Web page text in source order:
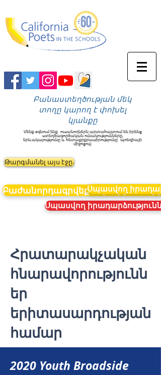
Բանաստեղծության մեկ
տողը կարող է փոխել
կյանքը
Մենք օգնում ենք ուսանողներն արտահայտում են իրենց
ստեղծագործական ունակությունները,
երևակայությունը և հետաքրքրասիրությունը պոեզիայի
միջոցով։
Թարգմանել այս էջը.
Բաժանորդագրվեք
Սպասվող
Սպասվող
Հրատարակչական
հնարավորությունն
եր
երիտասարդության
համար
2020 Youth Broadside